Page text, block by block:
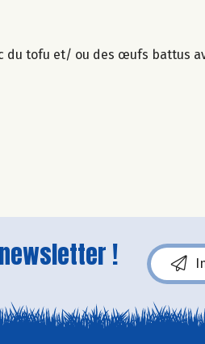
du tofu et/ ou des œufs battus
!